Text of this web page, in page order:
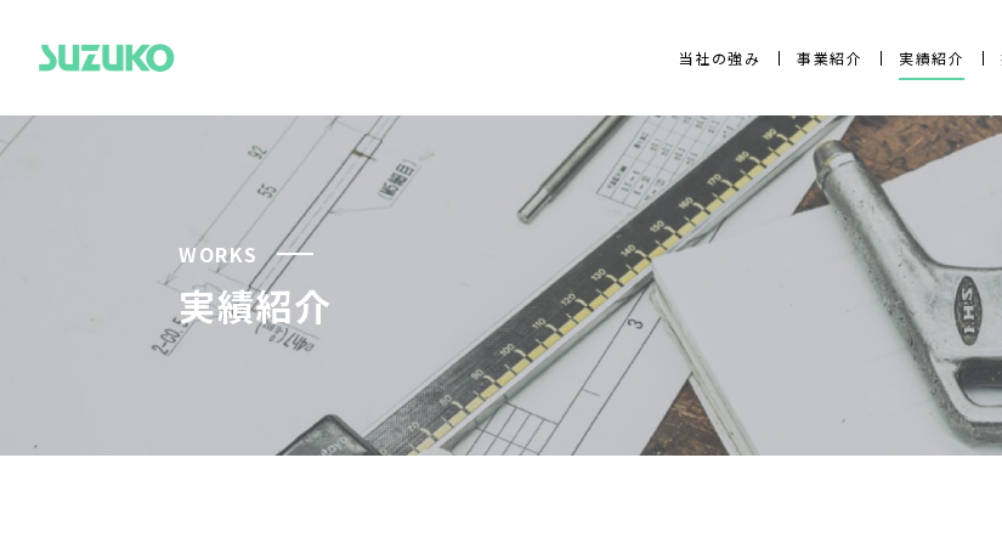
当社の強み 事業紹介 実績紹介
WORKS
実績紹介